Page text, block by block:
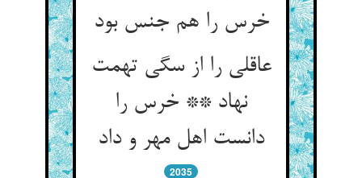
خرس را هم جنس بود
عاقلی را از سگی تهمت
نهاد ** خرس را
دانست اهل مهر و داد
2035